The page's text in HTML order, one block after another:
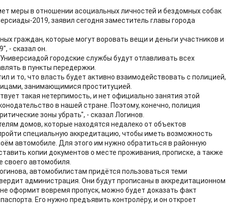
меры в отношении асоциальных личностей и бездомных собак
2019, заявил сегодня заместитель главы города
граждан, которые могут воровать вещи и деньги участников и
- сказал он.
городские службы будут отлавливать всех
в пункты передержки.
и то, что власть будет активно взаимодействовать с полицией,
занимающимися проституцией.
такая нетерпимость, и нет официально занятия этой
в нашей стране. Поэтому, конечно, полиция
зоны убрать", - сказал Логинов.
домов, которые находятся недалеко от объектов
специальную аккредитацию, чтобы иметь возможность
автомобиле. Для этого им нужно обратиться в районную
копии документов о месте проживания, прописке, а также
автомобиля.
автомобилистам придётся пользоваться теми
администрация. Они будут прописаны в аккредитационном
оформит вовремя пропуск, можно будет доказать факт
Его нужно предъявить контролёру, и он откроет